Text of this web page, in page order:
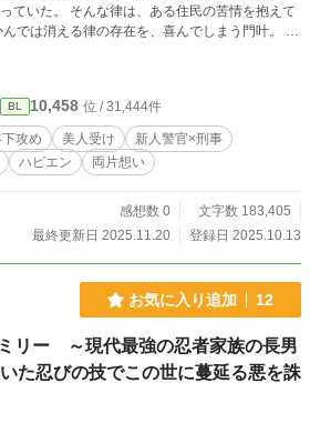
ていた。 そんな律は、ある住民の苦情を抱えて
淡い恋を再燃させ、無邪気に慕ってくる律に翻
うことになったが……。 事件は解決するの
せる住民の苦情とは？ そして門叶の想いは報
する、ミ
で描きました。 不出
してください。
BL 10,458 位 / 31,444件
攻め 美人受け
新人警官×刑事
ハピエン 両片想い
感想数 0
文字数 183,405
最終更新日 2025.11.20
登録日 2025.10.13
お気に入り追加 12
リー ～現代最強の忍者家族の長男
た忍びの技でこの世に蔓延る悪を誅